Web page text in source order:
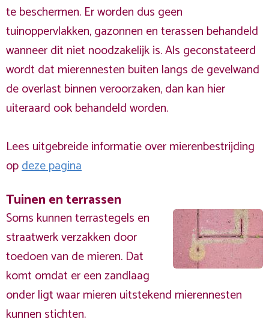
te beschermen. Er worden dus geen
tuinoppervlakken, gazonnen en terassen behandeld
wanneer dit niet noodzakelijk is. Als geconstateerd
wordt dat mierennesten buiten langs de gevelwand
de overlast binnen veroorzaken, dan kan hier
uiteraard ook behandeld worden.
Lees uitgebreide informatie over mierenbestrijding
opdeze pagina
Tuinen en terrassen
Soms kunnen terrastegels en
straatwerk verzakken door
toedoen van de mieren. Dat
komt omdat er een zandlaag
onder ligt waar mieren uitstekend mierennesten
kunnen stichten.